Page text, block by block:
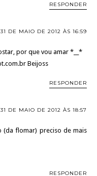
RESPONDER
31 DE MAIO DE 2012 ÀS 16:59
por que vou amar *__*
Beijoss
RESPONDER
31 DE MAIO DE 2012 ÀS 18:57
(da flomar) preciso de mais
RESPONDER